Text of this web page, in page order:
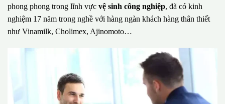
phong phong trong lĩnh vực vệ sinh công nghiệp, đã có kinh
nghiệm 17 năm trong nghề với hàng ngàn khách hàng thân thiết
như Vinamilk, Cholimex, Ajinomoto…